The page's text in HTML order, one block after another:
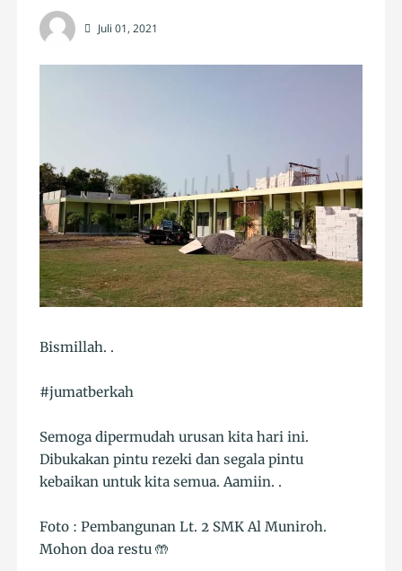
Juli 01, 2021
Bismillah. .
#jumatberkah
Semoga dipermudah urusan kita hari ini.
Dibukakan pintu rezeki dan segala pintu
kebaikan untuk kita semua. Aamiin. .
Foto : Pembangunan Lt. 2 SMK Al Muniroh.
Mohon doa restu 🤲